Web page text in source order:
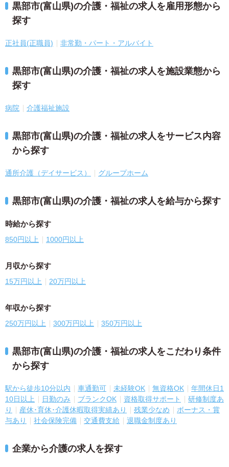
黒部市(富山県)の介護・福祉の求人を雇用形態から
探す
正社員(正職員) 非常勤・パート・アルバイト
黒部市(富山県)の介護・福祉の求人を施設業態から
探す
病院 介護福祉施設
黒部市(富山県)の介護・福祉の求人をサービス内容
から探す
通所介護（デイサービス） グループホーム
黒部市(富山県)の介護・福祉の求人を給与から探す
時給から探す
850円以上 1000円以上
月収から探す
15万円以上 20万円以上
年収から探す
250万円以上 300万円以上 350万円以上
黒部市(富山県)の介護・福祉の求人をこだわり条件
から探す
駅から徒歩10分以内 車通勤可 未経験OK 無資格OK
年間休日1
10日以上
日勤のみ ブランクOK 資格取得サポート
研修制度あ
り
産休･育休･介護休暇取得実績あり 残業少なめ
ボーナス・賞
与あり
社会保険完備 交通費支給 退職金制度あり
企業から介護の求人を探す